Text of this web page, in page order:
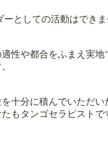
としての活動はできま
性や都合をふまえ実
十分に積んでいただ
もタンゴセラピスト
!!